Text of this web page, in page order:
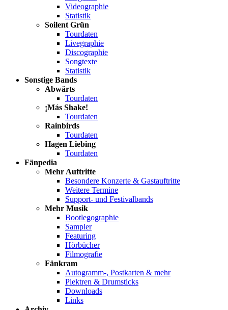
Videographie
Statistik
Soilent Grün
Tourdaten
Livegraphie
Discographie
Songtexte
Statistik
Sonstige Bands
Abwärts
Tourdaten
¡Más Shake!
Tourdaten
Rainbirds
Tourdaten
Hagen Liebing
Tourdaten
Fänpedia
Mehr Auftritte
Besondere Konzerte & Gastauftritte
Weitere Termine
Support- und Festivalbands
Mehr Musik
Bootlegographie
Sampler
Featuring
Hörbücher
Filmografie
Fänkram
Autogramm-, Postkarten & mehr
Plektren & Drumsticks
Downloads
Links